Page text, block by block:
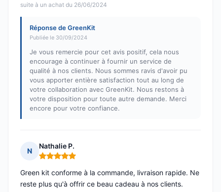
suite à un achat du 26/06/2024
Réponse de GreenKit
Publiée le 30/09/2024
Je vous remercie pour cet avis positif, cela nous
encourage à continuer à fournir un service de
qualité à nos clients. Nous sommes ravis d'avoir pu
vous apporter entière satisfaction tout au long de
votre collaboration avec GreenKit. Nous restons à
votre disposition pour toute autre demande. Merci
encore pour votre confiance.
N
Nathalie P.
Note : 5 sur 5
Green kit conforme à la commande, livraison rapide. Ne
reste plus qu'à offrir ce beau cadeau à nos clients.